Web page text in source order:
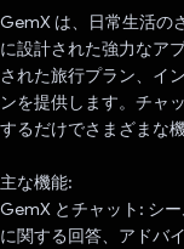
GemX は、日常生活の
に設計された強力なア
された旅行プラン、イ
ンを提供します。チャ
するだけでさまざまな
主な機能:
GemX とチャット: シ
に関する回答、アドバ